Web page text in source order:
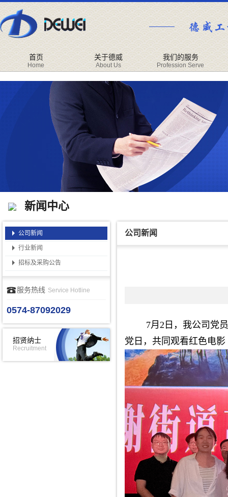
首页
Home
关于德威
About Us
我们的服务
Profession Serve
新闻中心
公司新闻
行业新闻
招标及采购公告
服务热线 Service Hotline
0574-87092029
招贤纳士
Recruitment
公司新闻
7月2日，我公司党
党日，共同观看红色电